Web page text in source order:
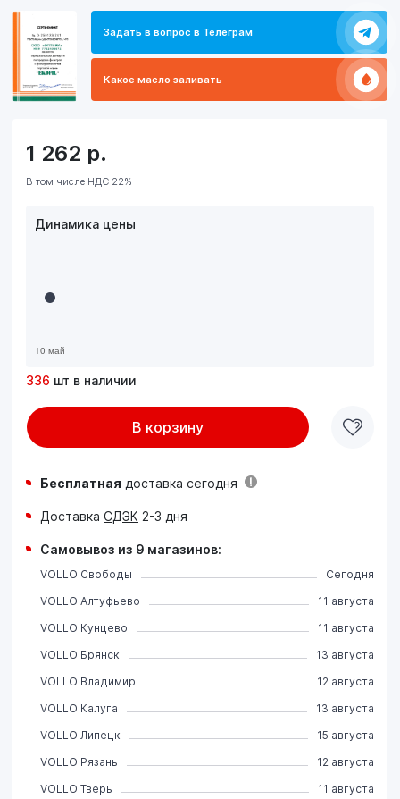
Задать в вопрос в Телеграм
Какое масло заливать
1 262 р.
В том числе НДС 22%
Динамика цены
336 шт в наличии
В корзину
Бесплатная доставка сегодня
Доставка СДЭК 2-3 дня
Самовывоз из 9 магазинов:
VOLLO Свободы
Сегодня
VOLLO Алтуфьево
11 августа
VOLLO Кунцево
11 августа
VOLLO Брянск
13 августа
VOLLO Владимир
12 августа
VOLLO Калуга
13 августа
VOLLO Липецк
15 августа
VOLLO Рязань
12 августа
VOLLO Тверь
11 августа